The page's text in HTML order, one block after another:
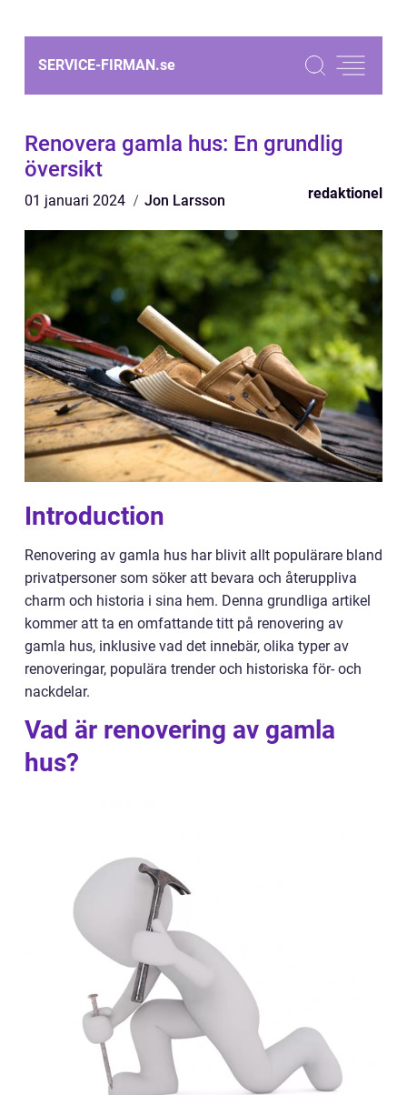
SERVICE-FIRMAN.se
Renovera gamla hus: En grundlig
översikt
01 januari 2024 Jon Larsson redaktionel
Introduction
Renovering av gamla hus har blivit allt populärare bland
privatpersoner som söker att bevara och återuppliva
charm och historia i sina hem. Denna grundliga artikel
kommer att ta en omfattande titt på renovering av
gamla hus, inklusive vad det innebär, olika typer av
renoveringar, populära trender och historiska för- och
nackdelar.
Vad är renovering av gamla
hus?